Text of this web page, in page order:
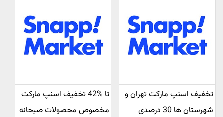
تخفیف اسنپ مارکت تهران و
شهرستان ها 30 درصدی
تا %42 تخفیف اسنپ مارکت
مخصوص محصولات صبحانه